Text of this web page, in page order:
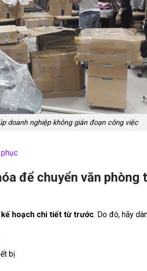
doanh nghiệp không gián đoạn công việc
để chuyển văn phòng
hoạch chi tiết từ trước. Do đó, hãy
bị